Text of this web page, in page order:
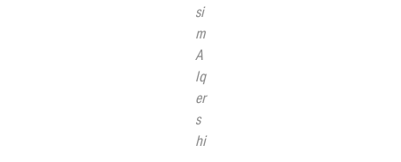
si
m
A
lq
er
s
hi